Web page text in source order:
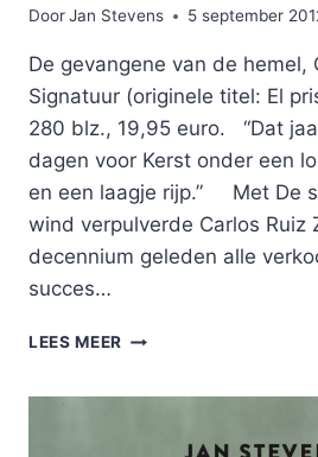
DoorJan Stevens 5 september
De gevangene van de hemel,
Signatuur (originele titel: El
280 blz., 19,95 euro. “Dat
dagen voor Kerst onder een
en een laagje rijp.” Met De
wind verpulverde Carlos Ruiz
decennium geleden alle
succes…
LEES MEER DE